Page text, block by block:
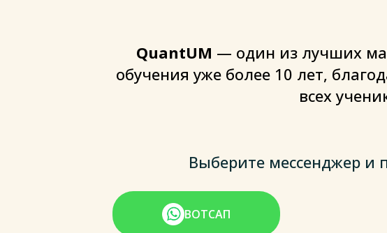
QuantUM — один из лучших
обучения уже более 10 лет,
всех
Выберите мессенджер и
ВОТСАП